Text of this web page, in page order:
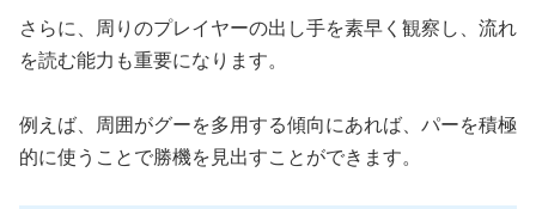
さらに、周りのプレイヤーの出し手を素早く観察し、流れ
を読む能力も重要になります。
例えば、周囲がグーを多用する傾向にあれば、パーを積極
的に使うことで勝機を見出すことができます。